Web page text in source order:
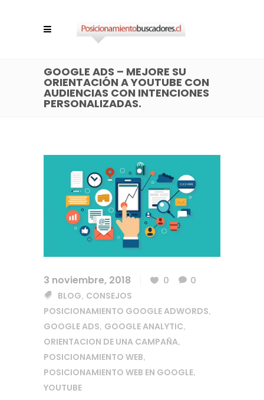
GOOGLE ADS – MEJORE SU
ORIENTACIÓN A YOUTUBE CON
AUDIENCIAS CON INTENCIONES
PERSONALIZADAS.
3 noviembre, 2018 0
0
BLOG, CONSEJOS
POSICIONAMIENTO GOOGLE ADWORDS,
GOOGLE ADS, GOOGLE ANALYTIC,
ORIENTACION DE UNA CAMPAÑA,
POSICIONAMIENTO WEB,
POSICIONAMIENTO WEB EN GOOGLE,
YOUTUBE